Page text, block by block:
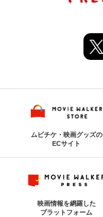
ムビチケ・映画グッズの
ECサイト
映画情報を網羅した
プラットフォーム